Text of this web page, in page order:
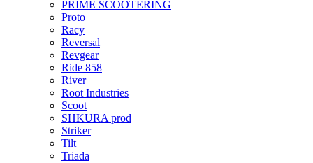
PRIME SCOOTERING
Proto
Racy
Reversal
Revgear
Ride 858
River
Root Industries
Scoot
SHKURA рrоd
Striker
Tilt
Triada